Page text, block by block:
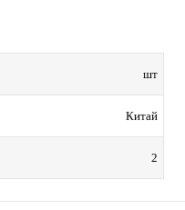
шт
Китай
2